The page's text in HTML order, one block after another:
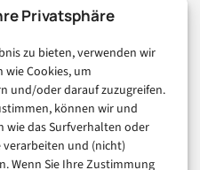
Privatsphäre
zu bieten, verwenden wir
Cookies, um
und/oder darauf zuzugreifen.
können wir und
wie das Surfverhalten oder
verarbeiten und (nicht)
Wenn Sie Ihre Zustimmung